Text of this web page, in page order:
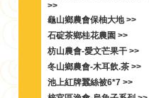
>>
龜山鄉農會保柚大地 >>
石碇茶鄉桂花農園 >>
枋山農會-愛文芒果干 >>
冬山鄉農會-木耳飲.茶 >>
池上紅牌蠶絲被6*7 >>